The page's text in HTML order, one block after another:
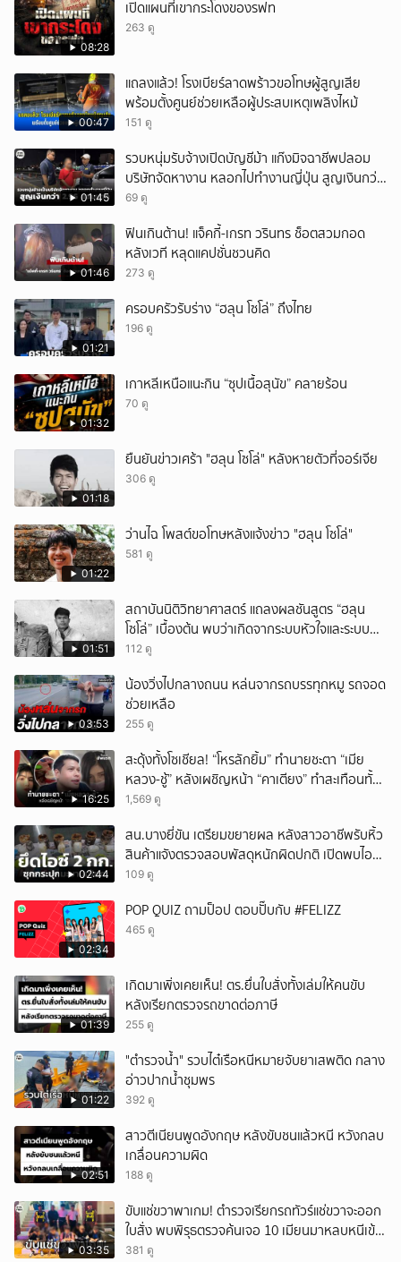
08:28
เปิดแผนที่เขากระโดงของรฟท
263 ดู
00:47
แถลงแล้ว! โรงเบียร์ลาดพร้าวขอโทษผู้สูญเสีย
พร้อมตั้งศูนย์ช่วยเหลือผู้ประสบเหตุเพลิงไหม้
151 ดู
01:45
รวบหนุ่มรับจ้างเปิดบัญชีม้า แก๊งมิจฉาชีพปลอม
บริษัทจัดหางาน หลอกไปทำงานญี่ปุ่น สูญเงินกว่า
2.96 แสนบาท
69 ดู
01:46
ฟินเกินต้าน! แจ็คกี้-เกรท วรินทร ช็อตสวมกอด
หลังเวที หลุดแคปชั่นชวนคิด
273 ดู
01:21
ครอบครัวรับร่าง “ฮลุน โซโล่” ถึงไทย
196 ดู
01:32
เกาหลีเหนือแนะกิน “ซุปเนื้อสุนัข” คลายร้อน
70 ดู
01:18
ยืนยันข่าวเศร้า "ฮลุน โซโล่" หลังหายตัวที่จอร์เจีย
306 ดู
01:22
ว่านไฉ โพสต์ขอโทษหลังแจ้งข่าว "ฮลุน โซโล่"
581 ดู
01:51
สถาบันนิติวิทยาศาสตร์ แถลงผลชันสูตร “ฮลุน
โซโล่” เบื้องต้น พบว่าเกิดจากระบบหัวใจและระบบ
ไหลเวียนโลหิตล้มเหลว
112 ดู
03:53
น้องวิ่งไปกลางถนน หล่นจากรถบรรทุกหมู รถจอด
ช่วยเหลือ
255 ดู
16:25
สะดุ้งทั้งโซเชียล! “โหรลักยิ้ม” ทำนายชะตา “เมีย
หลวง-ชู้” หลังเผชิญหน้า “คาเตียง” ทำสะเทือนทั้ง
ประเทศ
1,569 ดู
02:44
สน.บางยี่ขัน เตรียมขยายผล หลังสาวอาชีพรับหิ้ว
สินค้าแจังตรวจสอบพัสดุหนักผิดปกติ เปิดพบไอซ์
ซุกอยู่ 2 กก.
109 ดู
02:34
POP QUIZ ถามป็อป ตอบปั๊บกับ #FELIZZ
465 ดู
01:39
เกิดมาเพิ่งเคยเห็น! ตร.ยื่นใบสั่งทั้งเล่มให้คนขับ
หลังเรียกตรวจรถขาดต่อภาษี
255 ดู
01:22
"ตำรวจน้ำ" รวบไต๋เรือหนีหมายจับยาเสพติด กลาง
อ่าวปากน้ำชุมพร
392 ดู
02:51
สาวตีเนียนพูดอังกฤษ หลังขับชนแล้วหนี หวังกลบ
เกลื่อนความผิด
188 ดู
03:35
ขับแช่ขวาพาเกม! ตำรวจเรียกรถทัวร์แช่ขวาจะออก
ใบสั่ง พบพิรุธตรวจค้นเจอ 10 เมียนมาหลบหนีเข้า
เมือง
381 ดู